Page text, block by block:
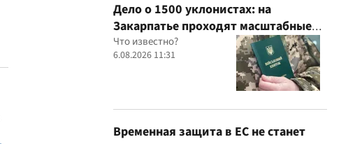
Дело о 1500 уклонистах: на
Закарпатье проходят масштабные
обыски в ТЦК, – Глагола
Что известно?
6.08.2026 11:31
Временная защита в ЕС не станет